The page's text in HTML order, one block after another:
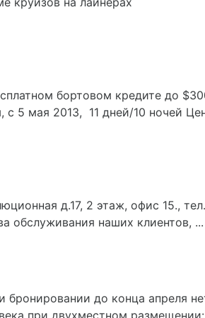
бортовом кредите до
с 5 мая 2013, 11 дней/10 ночей
д.17, 2 этаж, офис 15., тел.
обслуживания наших клиентов, ...
до конца апреля